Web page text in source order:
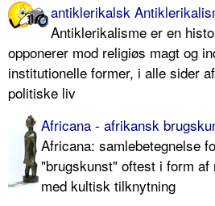
antiklerikalsk
Antiklerikalisme er en
opponerer mod religiøs magt og
institutionelle former, i alle sider
politiske liv
Africana - afrikansk
Africana: samlebetegnelse
"brugskunst" oftest i form
med kultisk tilknytning